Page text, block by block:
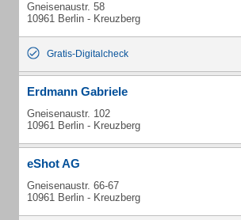
Gneisenaustr. 58
10961 Berlin - Kreuzberg
Gratis-Digitalcheck
Erdmann Gabriele
Gneisenaustr. 102
10961 Berlin - Kreuzberg
eShot AG
Gneisenaustr. 66-67
10961 Berlin - Kreuzberg